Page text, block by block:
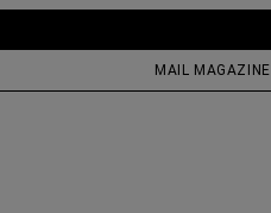
MAIL MAGAZINE